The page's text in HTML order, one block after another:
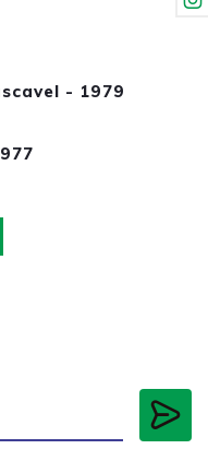
- 1979